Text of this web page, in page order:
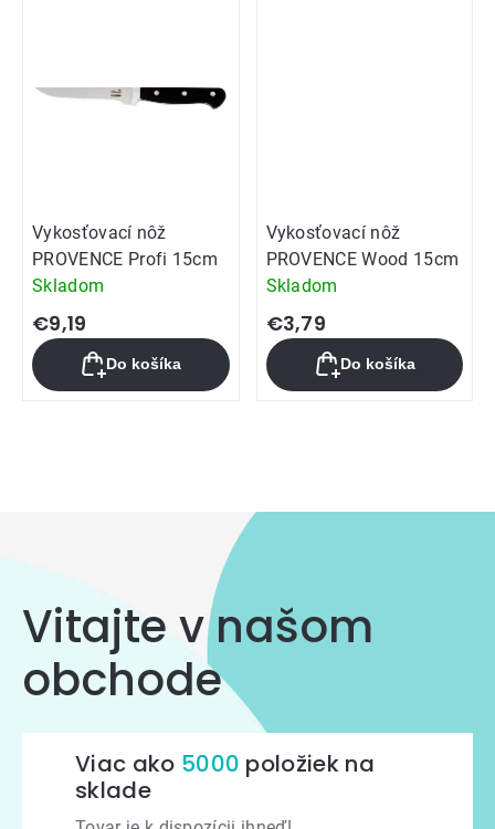
Vykosťovací nôž
PROVENCE Profi 15cm
Skladom
€9,19
Do košíka
Vykosťovací nôž
PROVENCE Wood 15cm
Skladom
€3,79
Do košíka
prvky
výpisu
Vitajte v našom
obchode
Viac ako 5000 položiek na
sklade